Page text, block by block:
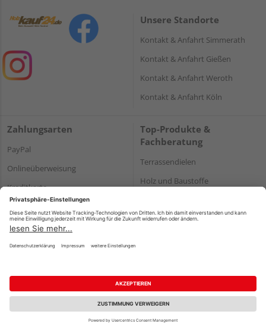
Unsere Standorte
Kontakt & Anfahrt Simmerath
Kontakt & Anfahrt Gießen
Kontakt & Anfahrt Weroth
Kontakt & Anfahrt Köln
Zahlungsarten
PayPal
Onlineüberweisung
Kreditkarte
Rechnung*
*Bonität vorausgesetzt
Top-Produkte &
Fachberatung
Terrassendielen
Holz und Baustoffe
Impressum Datenschutz AGB
Barrierefreiheitserklärung
Vertrag widerrufen